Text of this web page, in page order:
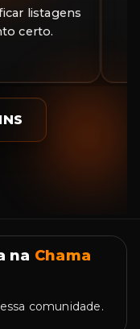
listagens
certo.
na Chama
comunidade.